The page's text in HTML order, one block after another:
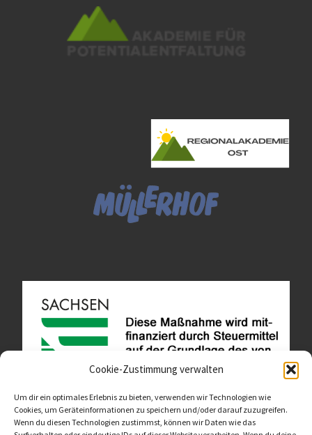
Cookie-Zustimmung verwalten
Um dir ein optimales Erlebnis zu bieten, verwenden wir Technologien wie
Cookies, um Geräteinformationen zu speichern und/oder darauf zuzugreifen.
Wenn du diesen Technologien zustimmst, können wir Daten wie das
Diese Website ist als Teil des Projektes "Wachsen lassen